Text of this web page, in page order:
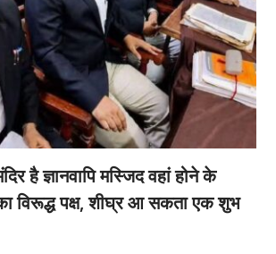
है ज्ञानवापि मस्जिद वहां होने के
विरूद्ध पक्ष, शीघ्र आ सकता एक शुभ